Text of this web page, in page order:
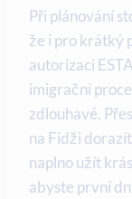
Při plánování
že i pro krátký
autorizaci
imigrační
zdlouhavé.
na Fidži
naplno užít
abyste první